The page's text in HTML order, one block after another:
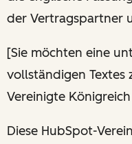
der Vertragspartner
[Sie möchten eine
vollständigen
Vereinigte
Diese HubSpot-